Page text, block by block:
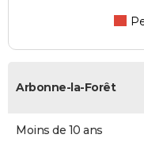
Arbonne-la-Forêt
Moins de 10 ans